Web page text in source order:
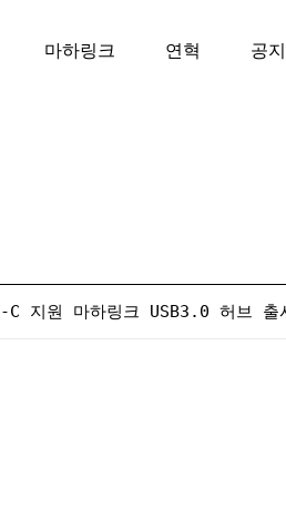
마하링크 연혁 공
C 지원 마하링크 USB3.0 허브 출